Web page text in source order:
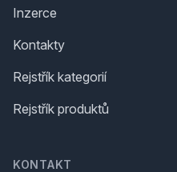
Inzerce
Kontakty
Rejstřík kategorií
Rejstřík produktů
KONTAKT